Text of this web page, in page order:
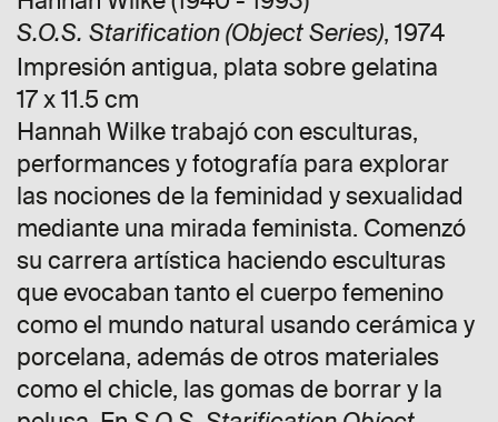
S.O.S. Starification (Object Series), 1974
Impresión antigua, plata sobre gelatina
17 x 11.5 cm
Hannah Wilke trabajó con esculturas,
performances y fotografía para explorar
las nociones de la feminidad y sexualidad
mediante una mirada feminista. Comenzó
su carrera artística haciendo esculturas
que evocaban tanto el cuerpo femenino
como el mundo natural usando cerámica y
porcelana, además de otros materiales
como el chicle, las gomas de borrar y la